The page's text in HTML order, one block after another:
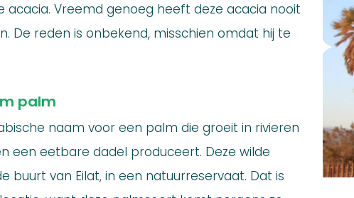
acacia. Vreemd genoeg heeft deze acacia nooit
De reden is onbekend, misschien omdat hij te
palm
naam voor een palm die groeit in rivieren
een eetbare dadel produceert. Deze wilde
buurt van Eilat, in een natuurreservaat. Dat is